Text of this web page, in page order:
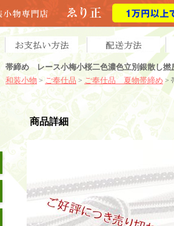
帯締め レース小梅小桜二色濃色立別銀散し
和装小物 > ご奉仕品 > ご奉仕品 夏物帯締め >
商品詳細